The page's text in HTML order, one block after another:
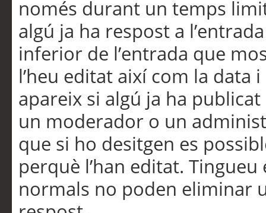
només durant un temps
algú ja ha respost a
inferior de l’entrada que
l’heu editat així com la data
apareix si algú ja ha
un moderador o un
que si ho desitgen es
perquè l’han editat.
normals no poden eliminar